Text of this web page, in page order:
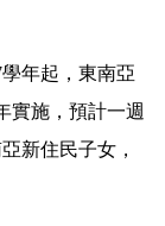
年起，東南亞
實施，預計一週
新住民子女，